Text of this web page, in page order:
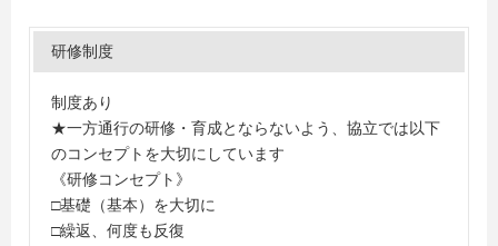
研修制度
制度あり
★一方通行の研修・育成とならないよう、協立では以下
のコンセプトを大切にしています
《研修コンセプト》
□基礎（基本）を大切に
□繰返、何度も反復